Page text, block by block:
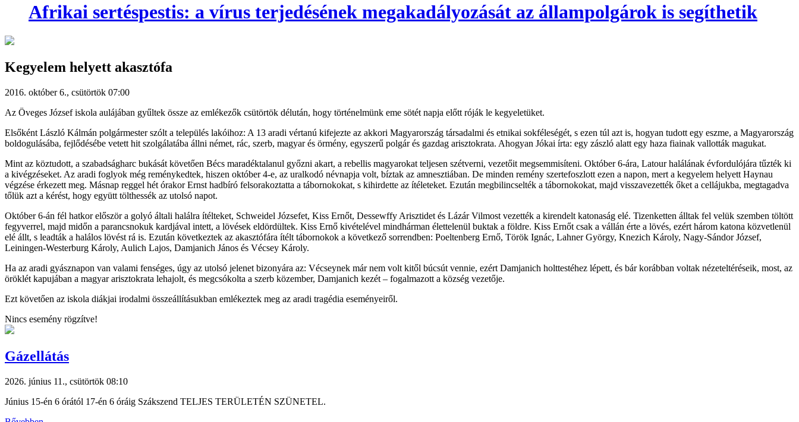
Afrikai sertéspestis: a vírus terjedésének megakadályozását az állampolgárok is segíthetik
Kegyelem helyett akasztófa
2016. október 6., csütörtök 07:00
Az Öveges József iskola aulájában gyűltek össze az emlékezők csütörtök délután, hogy történelmünk eme sötét napja előtt róják le kegyeletüket.
Elsőként László Kálmán polgármester szólt a település lakóihoz: A 13 aradi vértanú kifejezte az akkori Magyarország társadalmi és etnikai sokféleségét, s ezen túl azt is, hogyan tudott egy eszme, a Magyarország
boldogulásába, fejlődésébe vetett hit szolgálatába állni német, rác, szerb, magyar és örmény, egyszerű polgár és gazdag arisztokrata. Ahogyan Jókai írta: egy zászló alatt egy haza fiainak vallották magukat.
Mint az köztudott, a szabadságharc bukását követően Bécs maradéktalanul győzni akart, a rebellis magyarokat teljesen szétverni, vezetőit megsemmisíteni. Október 6-ára, Latour halálának évfordulójára tűzték ki
a kivégzéseket. Az aradi foglyok még reménykedtek, hiszen október 4-e, az uralkodó névnapja volt, bíztak az amnesztiában. De minden remény szertefoszlott ezen a napon, mert a kegyelem helyett Haynau
végzése érkezett meg. Másnap reggel hét órakor Ernst hadbíró felsorakoztatta a tábornokokat, s kihirdette az ítéleteket. Ezután megbilincselték a tábornokokat, majd visszavezették őket a cellájukba, megtagadva
tőlük azt a kérést, hogy együtt tölthessék az utolsó napot.
Október 6-án fél hatkor először a golyó általi halálra ítélteket, Schweidel Józsefet, Kiss Ernőt, Dessewffy Arisztidet és Lázár Vilmost vezették a kirendelt katonaság elé. Tizenketten álltak fel velük szemben töltött
fegyverrel, majd midőn a parancsnokuk kardjával intett, a lövések eldördültek. Kiss Ernő kivételével mindhárman élettelenül buktak a földre. Kiss Ernőt csak a vállán érte a lövés, ezért három katona közvetlenül
elé állt, s leadták a halálos lövést rá is. Ezután következtek az akasztófára ítélt tábornokok a következő sorrendben: Poeltenberg Ernő, Török Ignác, Lahner György, Knezich Károly, Nagy-Sándor József,
Leiningen-Westerburg Károly, Aulich Lajos, Damjanich János és Vécsey Károly.
Ha az aradi gyásznapon van valami fenséges, úgy az utolsó jelenet bizonyára az: Vécseynek már nem volt kitől búcsút vennie, ezért Damjanich holttestéhez lépett, és bár korábban voltak nézeteltéréseik, most, az
öröklét kapujában a magyar arisztokrata lehajolt, és megcsókolta a szerb közember, Damjanich kezét – fogalmazott a község vezetője.
Ezt követően az iskola diákjai irodalmi összeállításukban emlékeztek meg az aradi tragédia eseményeiről.
Nincs esemény rögzítve!
Gázellátás
2026. június 11., csütörtök 08:10
Június 15-én 6 órától 17-én 6 óráig Szákszend TELJES TERÜLETÉN SZÜNETEL.